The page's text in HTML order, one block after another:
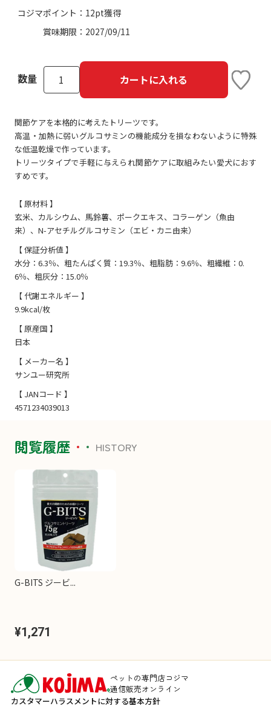
コジマポイント： 12pt獲得
賞味期限： 2027/09/11
数量 カートに入れる
関節ケアを本格的に考えたトリーツです。
高温・加熱に弱いグルコサミンの機能成分を損なわないように特殊
な低温乾燥で作っています。
トリーツタイプで手軽に与えられ関節ケアに取組みたい愛犬におす
すめです。
【 原材料 】
玄米、カルシウム、馬鈴薯、ポークエキス、コラーゲン（魚由
来）、N-アセチルグルコサミン（エビ・カニ由来）
【 保証分析値 】
水分：6.3％、粗たんぱく質：19.3％、粗脂肪：9.6％、粗繊維：0.
6％、粗灰分：15.0％
【 代謝エネルギー 】
9.9kcal/枚
【 原産国 】
日本
【 メーカー名 】
サンユー研究所
【 JANコード 】
4571234039013
閲覧履歴 HISTORY
G-BITS ジービ...
¥1,271
ペットの専門店コジマ
通信販売オンライン
カスタマーハラスメントに対する基本方針